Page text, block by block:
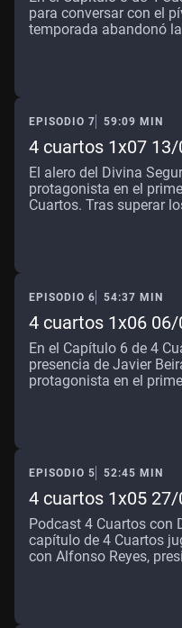
para conversar con el
temporada abandonó
suerte en el país
adaptación en un
(que se ha ocupado
importancia de que los
con los jugadores que
equipos.
EPISODIO 7 59:09 MIN
4 cuartos 1x07
El alero del Divina
protagonista en el
Cuartos. Tras superar
_endesa-1|||Liga
habla del presente y
baloncesto español.
EPISODIO 6 54:37 MIN
4 cuartos 1x06
En el Capítulo 6 de 4
presencia de Javier
protagonista en el
Jugamos con el alero
charlando sobre su
claves que llevan al
_endesa-1|||Liga
Madrid.
EPISODIO 5 52:45 MIN
4 cuartos 1x05
Podcast 4 Cuartos con
capítulo de 4 Cuartos
con Alfonso Reyes,
Madrid antes de la
selección española